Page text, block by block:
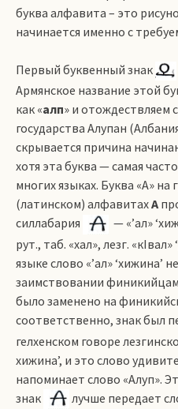
буква алфавита – это
начинается именно с
Первый буквенный знак
Армянское название этой
как «алп» и отождествляем
государства Алупан
скрывается причина
хотя эта буква — самая
многих языках. Буква «А» на
(латинском) алфавитахА
силлабария
— «ʼал»
рут., таб. «хал», лезг.
языке слово «ʼал» ‘хижина’
заимствовании
было заменено на
соответственно, знак был
гелхенском говоре
хижина’, и это слово
напоминает слово «Алуп».
знак
лучше передает